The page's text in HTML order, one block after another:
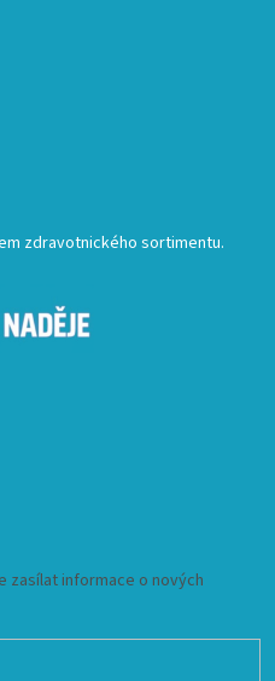
zdravotnického sortimentu.
zasílat informace o nových